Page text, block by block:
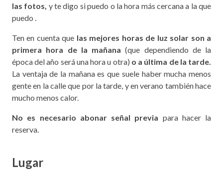
las fotos, y te digo si puedo o la hora más cercana a la que
puedo .
Ten en cuenta que las mejores horas de luz solar son a
primera hora de la mañana(que dependiendo de la
época del año será una hora u otra) o a última de la tarde.
La ventaja de la mañana es que suele haber mucha menos
gente en la calle que por la tarde, y en verano también hace
mucho menos calor.
No es necesario abonar señal previa para hacer la
reserva.
Lugar